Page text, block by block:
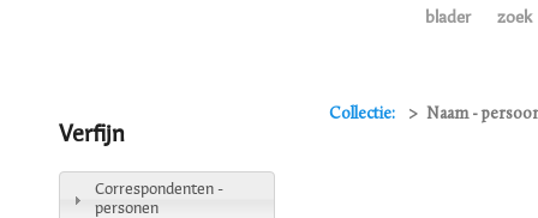
blader zoek
Collectie: Naam -
Verfijn
Correspondenten -
personen